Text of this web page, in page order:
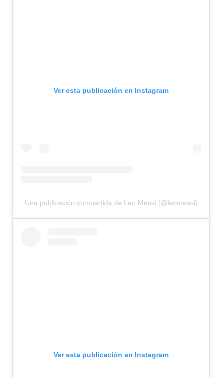
Ver esta publicación en Instagram
Una publicación compartida de Leo Messi (@leomessi)
Ver esta publicación en Instagram